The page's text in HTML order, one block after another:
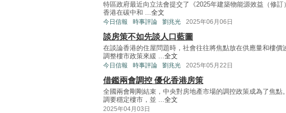
特區政府最近向立法會提交了《2025年建築物能源效益（修
香港在碳中和 ...全文
今日信報 時事評論 劉兆光 2025年06月06日
談房策不如先談人口藍圖
在談論香港的住屋問題時，社會往往將焦點放在供應量和樓
調整樓市政策來緩 ...全文
今日信報 時事評論 劉兆光 2025年05月22日
借鑑兩會調控 優化香港房策
全國兩會剛剛結束，中央對房地產市場的調控政策成為了焦
調要穩定樓市，並 ...全文
2025年04月03日